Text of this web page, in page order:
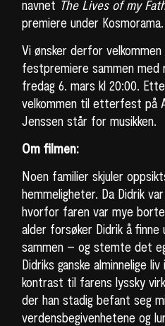
navnet The Lives of my
premiere under Kosmorama.
Vi ønsker derfor
festpremiere sammen med
fredag 6. mars kl 20:00.
velkommen til etterfest på
Jenssen står for musikken.
Om filmen:
Noen familier skjuler
hemmeligheter. Da Didrik
hvorfor faren var mye
alder forsøker Didrik å
sammen – og stemte det
Didriks ganske alminnelige
kontrast til farens lyssky
der han stadig befant seg
verdensbegivenhetene og